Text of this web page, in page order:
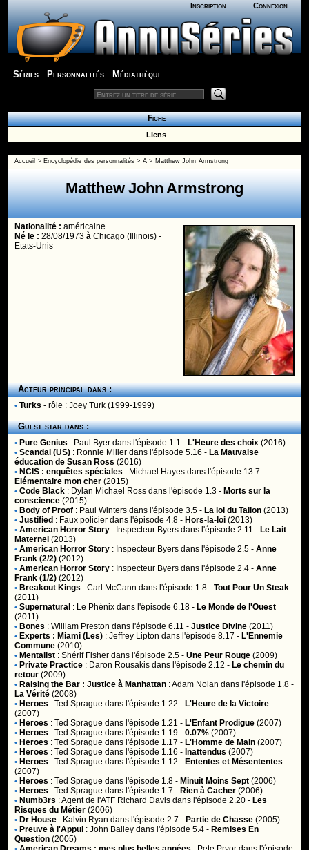
Inscription Connexion
Séries Personnalités Médiathèque
Fiche
Liens
Accueil > Encyclopédie des personnalités > A> Matthew John Armstrong
Matthew John Armstrong
Nationalité :américaine
Né le :28/08/1973à Chicago (Illinois) -
Etats-Unis
Acteur principal dans :
• Turks - rôle :Joey Turk (1999-1999)
Guest star dans :
• Pure Genius : Paul Byer dans l'épisode 1.1 - L'Heure des choix (2016)
• Scandal (US) : Ronnie Miller dans l'épisode 5.16 - La Mauvaise
éducation de Susan Ross (2016)
• NCIS : enquêtes spéciales : Michael Hayes dans l'épisode 13.7 -
Elémentaire mon cher (2015)
• Code Black : Dylan Michael Ross dans l'épisode 1.3 - Morts sur la
conscience (2015)
• Body of Proof : Paul Winters dans l'épisode 3.5 - La loi du Talion (2013)
• Justified : Faux policier dans l'épisode 4.8 - Hors-la-loi (2013)
• American Horror Story : Inspecteur Byers dans l'épisode 2.11 - Le Lait
Maternel (2013)
• American Horror Story : Inspecteur Byers dans l'épisode 2.5 -Anne
Frank (2/2) (2012)
• American Horror Story : Inspecteur Byers dans l'épisode 2.4 -Anne
Frank (1/2) (2012)
• Breakout Kings :Carl McCann dans l'épisode 1.8 -Tout Pour Un Steak
(2011)
• Supernatural : Le Phénix dans l'épisode 6.18 - Le Monde de l'Ouest
(2011)
• Bones :William Preston dans l'épisode 6.11 -Justice Divine (2011)
• Experts : Miami (Les) :Jeffrey Lipton dans l'épisode 8.17 - L'Ennemie
Commune (2010)
• Mentalist :Shérif Fisher dans l'épisode 2.5 -Une Peur Rouge (2009)
• Private Practice : Daron Rousakis dans l'épisode 2.12 - Le chemin du
retour (2009)
• Raising the Bar : Justice à Manhattan :Adam Nolan dans l'épisode 1.8 -
La Vérité (2008)
• Heroes :Ted Sprague dans l'épisode 1.22 - L'Heure de la Victoire
(2007)
• Heroes :Ted Sprague dans l'épisode 1.21 - L'Enfant Prodigue (2007)
• Heroes :Ted Sprague dans l'épisode 1.19 -0.07% (2007)
• Heroes :Ted Sprague dans l'épisode 1.17 - L'Homme de Main (2007)
• Heroes :Ted Sprague dans l'épisode 1.16 - Inattendus (2007)
• Heroes :Ted Sprague dans l'épisode 1.12 - Ententes et Mésententes
(2007)
• Heroes :Ted Sprague dans l'épisode 1.8 - Minuit Moins Sept (2006)
• Heroes :Ted Sprague dans l'épisode 1.7 - Rien à Cacher (2006)
• Numb3rs :Agent de l'ATF Richard Davis dans l'épisode 2.20 - Les
Risques du Métier (2006)
• Dr House : Kalvin Ryan dans l'épisode 2.7 - Partie de Chasse (2005)
• Preuve à l'Appui :John Bailey dans l'épisode 5.4 - Remises En
Question (2005)